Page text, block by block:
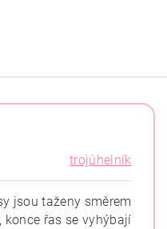
trojúhelník
jsou taženy směrem
konce řas se vyhýbají